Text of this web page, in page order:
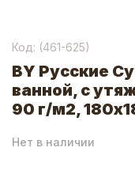
Код: (461-625)
BY Русские
ванной, с
90 г/м2,
Нет в наличии